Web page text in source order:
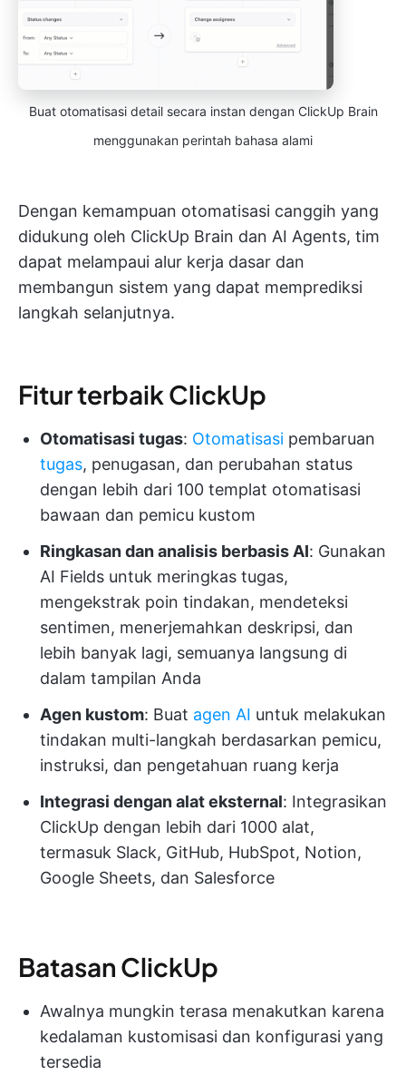
Buat otomatisasi detail secara instan dengan ClickUp Brain
menggunakan perintah bahasa alami
Dengan kemampuan otomatisasi canggih yang
didukung oleh ClickUp Brain dan AI Agents, tim
dapat melampaui alur kerja dasar dan
membangun sistem yang dapat memprediksi
langkah selanjutnya.
Fitur terbaik ClickUp
Otomatisasi tugas: Otomatisasi pembaruan
tugas, penugasan, dan perubahan status
dengan lebih dari 100 templat otomatisasi
bawaan dan pemicu kustom
Ringkasan dan analisis berbasis AI: Gunakan
AI Fields untuk meringkas tugas,
mengekstrak poin tindakan, mendeteksi
sentimen, menerjemahkan deskripsi, dan
lebih banyak lagi, semuanya langsung di
dalam tampilan Anda
Agen kustom: Buat agen AI untuk melakukan
tindakan multi-langkah berdasarkan pemicu,
instruksi, dan pengetahuan ruang kerja
Integrasi dengan alat eksternal: Integrasikan
ClickUp dengan lebih dari 1000 alat,
termasuk Slack, GitHub, HubSpot, Notion,
Google Sheets, dan Salesforce
Batasan ClickUp
Awalnya mungkin terasa menakutkan karena
kedalaman kustomisasi dan konfigurasi yang
tersedia